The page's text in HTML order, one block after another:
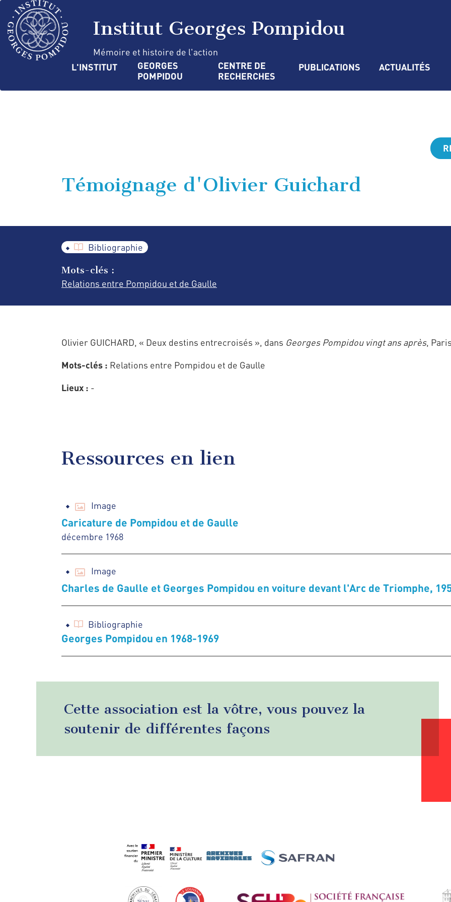
Aller
au
contenu
principal
Institut Georges Pompidou
Mémoire et histoire de l'action
Navigation
L'INSTITUT
GEORGES
POMPIDOU
CENTRE DE
RECHERCHES
PUBLICATIONS ACTUALITÉS
Témoignage d'Olivier Guichard
Bibliographie
Mots-clés :
Relations entre Pompidou et de Gaulle
Olivier GUICHARD, « Deux destins entrecroisés », dans Georges Pompidou vingt ans après,
Mots-clés : Relations entre Pompidou et de Gaulle
Lieux : -
Ressources en lien
Image
Caricature de Pompidou et de Gaulle
décembre 1968
Image
Charles de Gaulle et Georges Pompidou en voiture devant l'Arc de Triomphe,
Bibliographie
Georges Pompidou en 1968-1969
Cette association est la vôtre, vous pouvez la
soutenir de différentes façons
Panneau de gestion des cookies